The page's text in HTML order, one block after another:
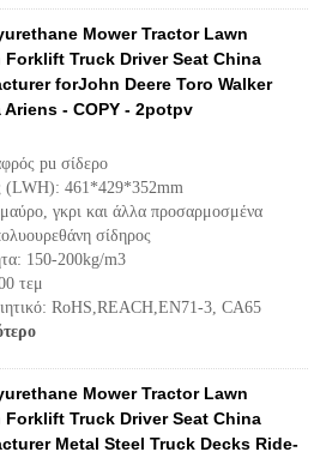
Mower Tractor Lawn
Forklift Truck Driver Seat China
forJohn Deere Toro Walker
Ariens - COPY - 2potpv
pu σίδερο
(LWH): 461*429*352mm
γκρι και άλλα προσαρμοσμένα
σίδηρος
150-200kg/m3
τεμ
RoHS,REACH,EN71-3, CA65
Mower Tractor Lawn
Forklift Truck Driver Seat China
Metal Steel Truck Decks Ride-